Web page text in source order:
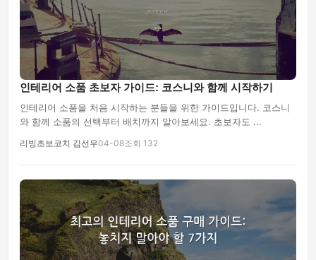
인테리어 소품 초보자 가이드: 코스니와 함께 시작하기
인테리어 소품을 처음 시작하는 분들을 위한 가이드입니다. 코스니
와 함께 소품의 선택부터 배치까지 알아보세요. 초보자도 ...
리빙초보코치 김선우04-08조회 132